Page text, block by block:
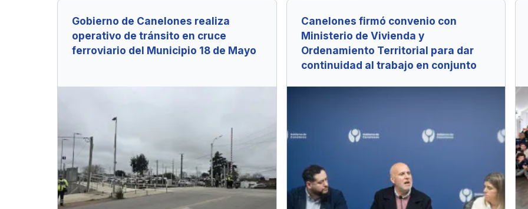
Gobierno de Canelones realiza
operativo de tránsito en cruce
ferroviario del Municipio 18 de Mayo
Canelones firmó convenio con
Ministerio de Vivienda y
Ordenamiento Territorial para dar
continuidad al trabajo en conjunto